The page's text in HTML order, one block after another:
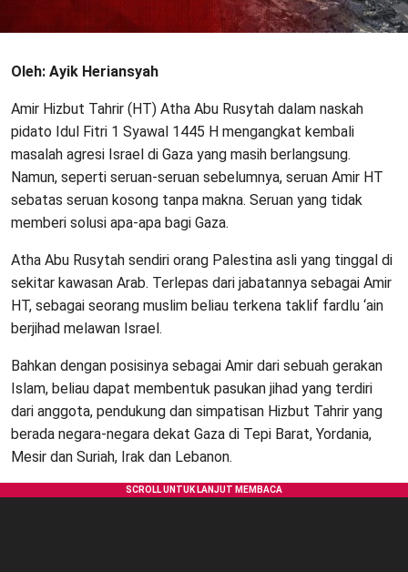
Oleh: Ayik Heriansyah
Amir Hizbut Tahrir (HT) Atha Abu Rusytah dalam naskah
pidato Idul Fitri 1 Syawal 1445 H mengangkat kembali
masalah agresi Israel di Gaza yang masih berlangsung.
Namun, seperti seruan-seruan sebelumnya, seruan Amir HT
sebatas seruan kosong tanpa makna. Seruan yang tidak
memberi solusi apa-apa bagi Gaza.
Atha Abu Rusytah sendiri orang Palestina asli yang tinggal di
sekitar kawasan Arab. Terlepas dari jabatannya sebagai Amir
HT, sebagai seorang muslim beliau terkena taklif fardlu ‘ain
berjihad melawan Israel.
Bahkan dengan posisinya sebagai Amir dari sebuah gerakan
Islam, beliau dapat membentuk pasukan jihad yang terdiri
dari anggota, pendukung dan simpatisan Hizbut Tahrir yang
berada negara-negara dekat Gaza di Tepi Barat, Yordania,
Mesir dan Suriah, Irak dan Lebanon.